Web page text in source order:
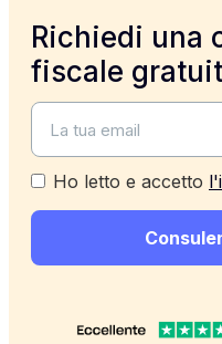
Richiedi una
fiscale
Ho letto e accetto